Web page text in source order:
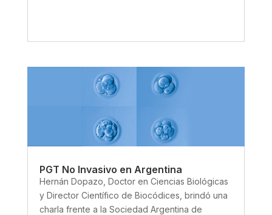
PGT No Invasivo en Argentina
Hernán Dopazo, Doctor en Ciencias Biológicas
y Director Científico de Biocódices, brindó una
charla frente a la Sociedad Argentina de